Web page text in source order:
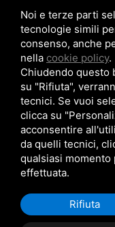
Quartiere Le
01374220380 -
FE/161982
CON MANDATO A
Noi e terze parti
tecnologie simili
consenso, anche
nella cookie policy.
Chiudendo questo
su "Rifiuta",
tecnici. Se vuoi
clicca su
acconsentire
da quelli tecnici,
qualsiasi
effettuata.
Rifiuta